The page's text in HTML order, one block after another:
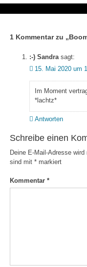
1 Kommentar zu „
:-) Sandra sagt:
15. Mai 2020 um
Im Moment
*lachtz*
Antworten
Schreibe einen
Deine E-Mail-Adresse
sind mit *markiert
Kommentar *